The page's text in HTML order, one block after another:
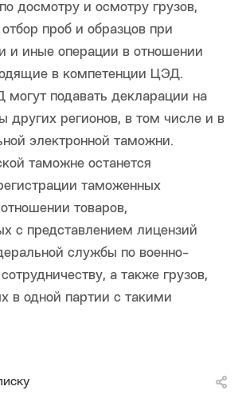
досмотру и осмотру грузов,
проб и образцов при
и иные операции в отношении
в компетенции ЦЭД.
могут подавать декларации на
других регионов, в том числе и в
электронной таможни.
таможне останется
таможенных
товаров,
с представлением лицензий
службы по военно-
а также грузов,
в одной партии с такими